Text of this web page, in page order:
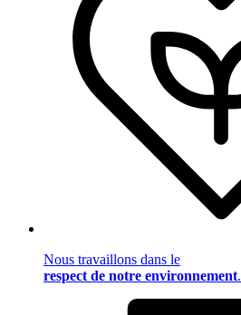
Nous travaillons dans le
respect de notre environnement.